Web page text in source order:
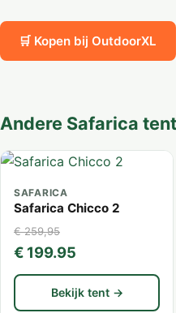
🛒 Kopen bij OutdoorXL
Andere Safarica
SAFARICA
Safarica Chicco 2
€ 259,95
€ 199.95
Bekijk tent →